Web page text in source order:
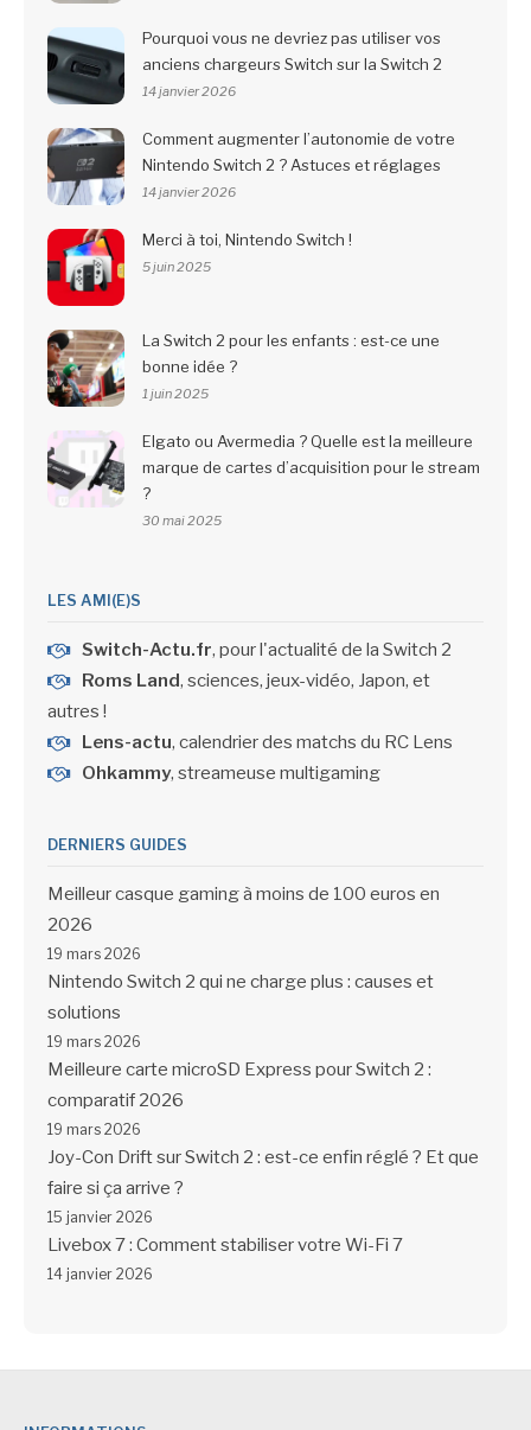
Pourquoi vous ne devriez pas utiliser vos
anciens chargeurs Switch sur la Switch 2
14 janvier 2026
Comment augmenter l’autonomie de votre
Nintendo Switch 2 ? Astuces et réglages
14 janvier 2026
Merci à toi, Nintendo Switch !
5 juin 2025
La Switch 2 pour les enfants : est-ce une
bonne idée ?
1 juin 2025
Elgato ou Avermedia ? Quelle est la meilleure
marque de cartes d’acquisition pour le stream
?
30 mai 2025
LES AMI(E)S
Switch-Actu.fr, pour l'actualité de la Switch 2
Roms Land, sciences, jeux-vidéo, Japon, et
autres !
Lens-actu, calendrier des matchs du RC Lens
Ohkammy, streameuse multigaming
DERNIERS GUIDES
Meilleur casque gaming à moins de 100 euros en
2026
19 mars 2026
Nintendo Switch 2 qui ne charge plus : causes et
solutions
19 mars 2026
Meilleure carte microSD Express pour Switch 2 :
comparatif 2026
19 mars 2026
Joy-Con Drift sur Switch 2 : est-ce enfin réglé ? Et que
faire si ça arrive ?
15 janvier 2026
Livebox 7 : Comment stabiliser votre Wi-Fi 7
14 janvier 2026